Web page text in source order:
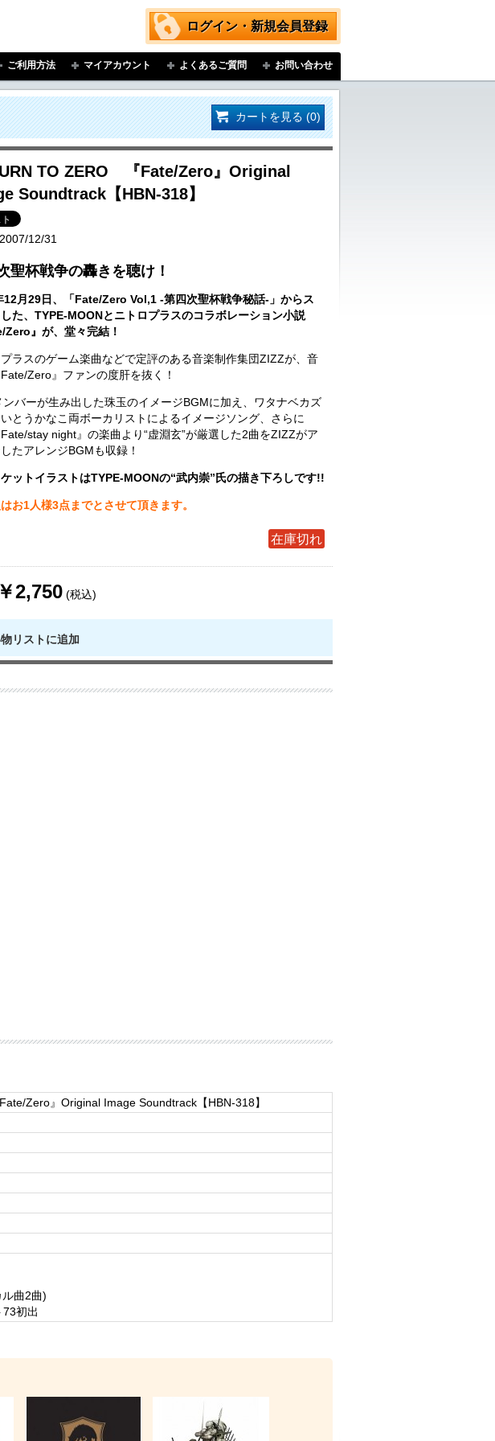
ログイン・新規会員登録
ご利用方法 マイアカウント よくあるご質問 お問い合わせ
カートを見る (0)
TO ZERO 『Fate/Zero』Original
Soundtrack【HBN-318】
2007/12/31
聖杯戦争の轟きを聴け！
12月29日、「Fate/Zero Vol,1 -第四次聖杯戦争秘話-」からス
た、TYPE-MOONとニトロプラスのコラボレーション小説
Zero』が、堂々完結！
ラスのゲーム楽曲などで定評のある音楽制作集団ZIZZが、音
Zero』ファンの度肝を抜く！
バーが生み出した珠玉のイメージBGMに加え、ワタナベカズ
とうかなこ両ボーカリストによるイメージソング、さらに
stay night』の楽曲より“虚淵玄”が厳選した2曲をZIZZがア
たアレンジBGMも収録！
ットイラストはTYPE-MOONの“武内崇”氏の描き下ろしです!!
お1人様3点までとさせて頂きます。
在庫切れ
￥2,750 (税込)
リストに追加
Zero』Original Image Soundtrack【HBN-318】
曲2曲)
初出